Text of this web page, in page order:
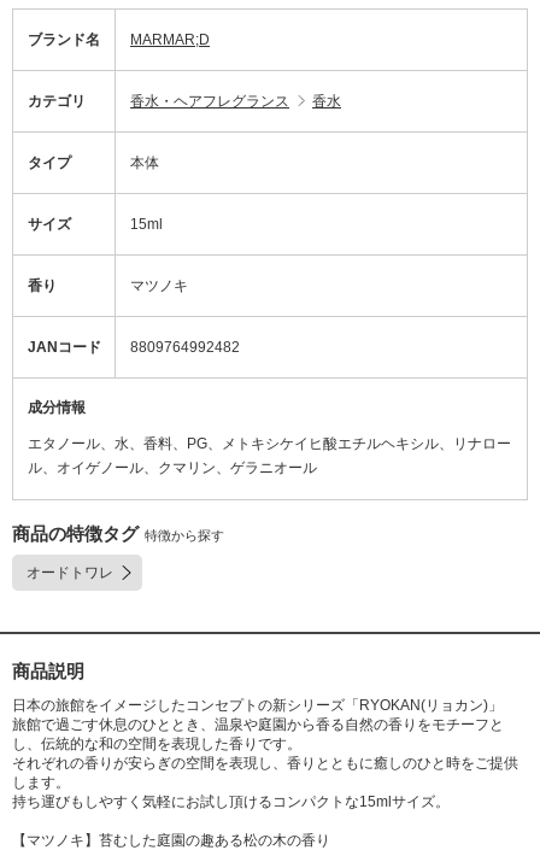
ブランド名 MARMAR;D
カテゴリ 香水・ヘアフレグランス 香水
タイプ 本体
サイズ 15ml
香り マツノキ
JANコード 8809764992482
成分情報
エタノール、水、香料、PG、メトキシケイヒ酸エチルヘキシル、リナロー
ル、オイゲノール、クマリン、ゲラニオール
商品の特徴タグ 特徴から探す
オードトワレ
商品説明
日本の旅館をイメージしたコンセプトの新シリーズ「RYOKAN(リョカン)」
旅館で過ごす休息のひととき、温泉や庭園から香る自然の香りをモチーフと
し、伝統的な和の空間を表現した香りです。
それぞれの香りが安らぎの空間を表現し、香りとともに癒しのひと時をご提供
します。
持ち運びもしやすく気軽にお試し頂けるコンパクトな15mlサイズ。
【マツノキ】苔むした庭園の趣ある松の木の香り